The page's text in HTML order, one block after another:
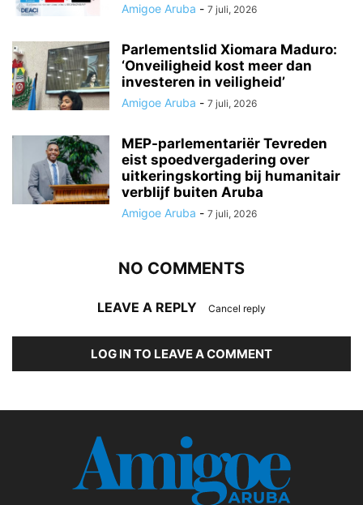
Amigoe Aruba - 7 juli, 2026
Parlementslid Xiomara Maduro:
‘Onveiligheid kost meer dan
investeren in veiligheid’
Amigoe Aruba - 7 juli, 2026
MEP-parlementariër Tevreden
eist spoedvergadering over
uitkeringskorting bij humanitair
verblijf buiten Aruba
Amigoe Aruba - 7 juli, 2026
NO COMMENTS
LEAVE A REPLY Cancel reply
LOG IN TO LEAVE A COMMENT